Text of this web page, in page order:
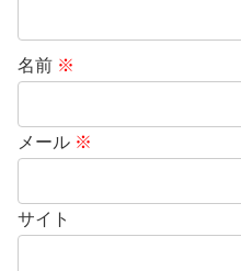
名前 ※
メール ※
サイト